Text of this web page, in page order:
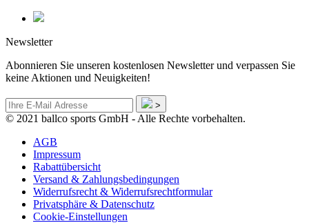
Newsletter
Abonnieren Sie unseren kostenlosen Newsletter und verpassen Sie
keine Aktionen und Neuigkeiten!
>
© 2021 ballco sports GmbH - Alle Rechte vorbehalten.
AGB
Impressum
Rabattübersicht
Versand & Zahlungsbedingungen
Widerrufsrecht & Widerrufsrechtformular
Privatsphäre & Datenschutz
Cookie-Einstellungen